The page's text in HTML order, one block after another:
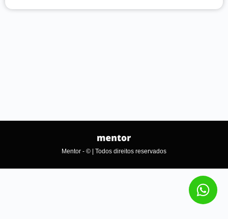
Mentor - © | Todos direitos reservados